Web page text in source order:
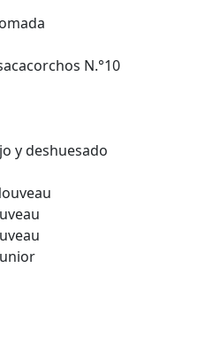
N.°10
y deshuesado